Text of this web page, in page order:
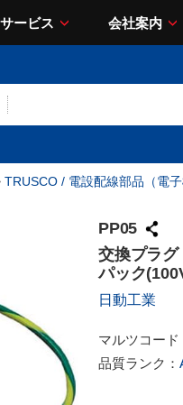
ービス 会社案内
TRUSCO / 電設配線部品（電子
PP05
交換プラ
パック
日動工業
マルツコード
品質ランク：